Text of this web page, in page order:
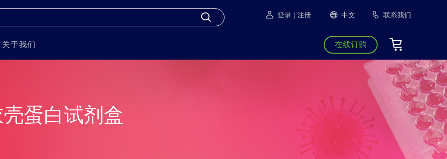
登录 | 注册 中文 联系我们
关于我们 在线订购
蛋白试剂盒